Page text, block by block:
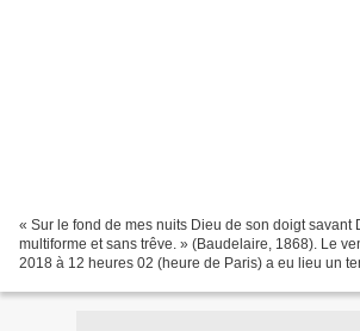
« Sur le fond de mes nuits Dieu de son doigt savant
multiforme et sans trêve. » (Baudelaire, 1868). Le
2018 à 12 heures 02 (heure de Paris) a eu lieu un